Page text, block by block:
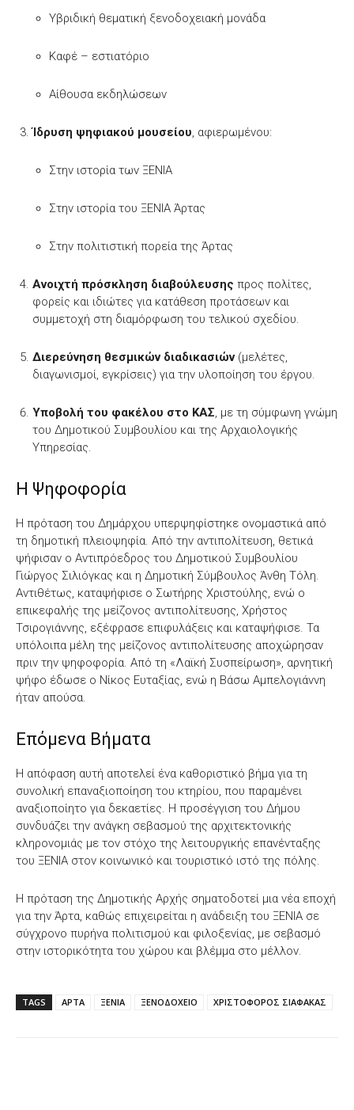
Υβριδική θεματική ξενοδοχειακή μονάδα
Καφέ – εστιατόριο
Αίθουσα εκδηλώσεων
Ίδρυση ψηφιακού μουσείου, αφιερωμένου:
Στην ιστορία των ΞΕΝΙΑ
Στην ιστορία του ΞΕΝΙΑ Άρτας
Στην πολιτιστική πορεία της Άρτας
Ανοιχτή πρόσκληση διαβούλευσης προς πολίτες,
φορείς και ιδιώτες για κατάθεση προτάσεων και
συμμετοχή στη διαμόρφωση του τελικού σχεδίου.
Διερεύνηση θεσμικών διαδικασιών(μελέτες,
διαγωνισμοί, εγκρίσεις) για την υλοποίηση του έργου.
Υποβολή του φακέλου στο ΚΑΣ, με τη σύμφωνη γνώμη
του Δημοτικού Συμβουλίου και της Αρχαιολογικής
Υπηρεσίας.
Η Ψηφοφορία
Η πρόταση του Δημάρχου υπερψηφίστηκε ονομαστικά από
τη δημοτική πλειοψηφία. Από την αντιπολίτευση, θετικά
ψήφισαν ο Αντιπρόεδρος του Δημοτικού Συμβουλίου
Γιώργος Σιλιόγκας και η Δημοτική Σύμβουλος Άνθη Τόλη.
Αντιθέτως, καταψήφισε ο Σωτήρης Χριστούλης, ενώ ο
επικεφαλής της μείζονος αντιπολίτευσης, Χρήστος
Τσιρογιάννης, εξέφρασε επιφυλάξεις και καταψήφισε. Τα
υπόλοιπα μέλη της μείζονος αντιπολίτευσης αποχώρησαν
πριν την ψηφοφορία. Από τη «Λαϊκή Συσπείρωση», αρνητική
ψήφο έδωσε ο Νίκος Ευταξίας, ενώ η Βάσω Αμπελογιάννη
ήταν απούσα.
Επόμενα Βήματα
Η απόφαση αυτή αποτελεί ένα καθοριστικό βήμα για τη
συνολική επαναξιοποίηση του κτηρίου, που παραμένει
αναξιοποίητο για δεκαετίες. Η προσέγγιση του Δήμου
συνδυάζει την ανάγκη σεβασμού της αρχιτεκτονικής
κληρονομιάς με τον στόχο της λειτουργικής επανένταξης
του ΞΕΝΙΑ στον κοινωνικό και τουριστικό ιστό της πόλης.
Η πρόταση της Δημοτικής Αρχής σηματοδοτεί μια νέα εποχή
για την Άρτα, καθώς επιχειρείται η ανάδειξη του ΞΕΝΙΑ σε
σύγχρονο πυρήνα πολιτισμού και φιλοξενίας, με σεβασμό
στην ιστορικότητα του χώρου και βλέμμα στο μέλλον.
TAGS ΑΡΤΑ ΞΕΝΙΑ ΞΕΝΟΔΟΧΕΙΟ ΧΡΙΣΤΟΦΟΡΟΣ ΣΙΑΦΑΚΑΣ